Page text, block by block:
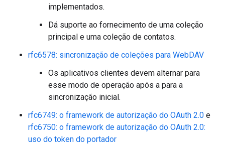
implementados.
Dá suporte ao fornecimento de uma coleção
principal e uma coleção de contatos.
rfc6578: sincronização de coleções para WebDAV
Os aplicativos clientes devem alternar para
esse modo de operação após a para a
sincronização inicial.
rfc6749: o framework de autorização do OAuth 2.0 e
rfc6750: o framework de autorização do OAuth 2.0:
uso do token do portador